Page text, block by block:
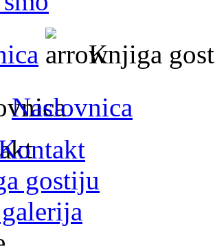
Knjiga
Naslovnica
gostiju